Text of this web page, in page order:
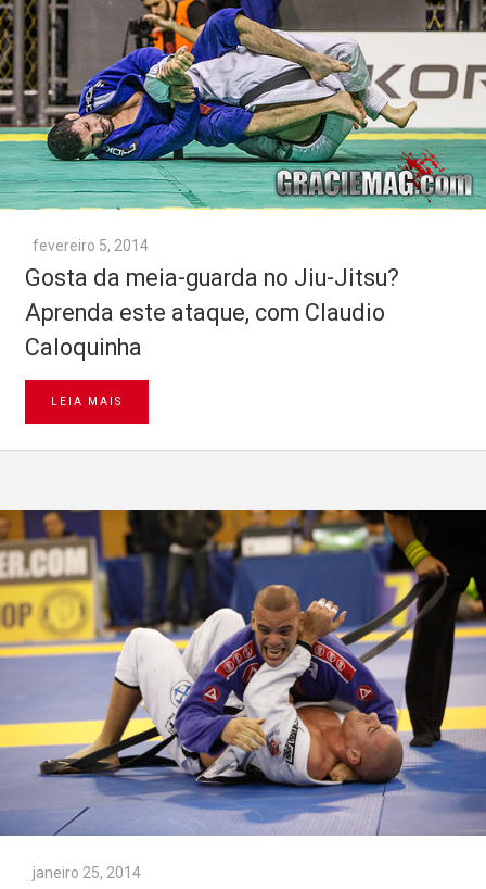
fevereiro 5, 2014
Gosta da meia-guarda no Jiu-Jitsu?
Aprenda este ataque, com Claudio
Caloquinha
LEIA MAIS
janeiro 25, 2014